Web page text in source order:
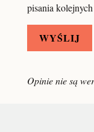
pisania
Opinie nie są